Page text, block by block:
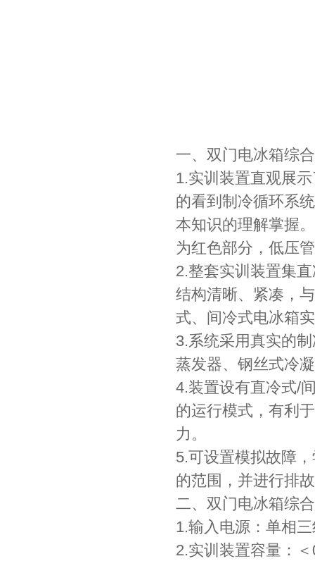
一、双门电冰箱综
1.实训装置直观展
的看到制冷循环系
本知识的理解掌握
为红色部分，低压
2.整套实训装置集
结构清晰、紧凑，
式、间冷式电冰箱
3.系统采用真实的
蒸发器、钢丝式冷
4.装置设有直冷式/
的运行模式，有利
力。
5.可设置模拟故障
的范围，并进行排
二、双门电冰箱综
1.输入电源：单相
2.实训装置容量：